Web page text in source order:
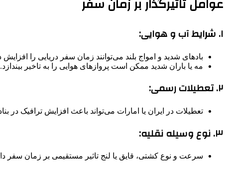
عوامل تاثیرگذار بر زمان سفر
۱. شرایط آب و هوایی:
بادهای شدید و امواج بلند می‌توانند زمان سفر دریایی را افزایش
مه یا باران شدید ممکن است پروازهای هوایی را به تاخیر بیندازد.
۲. تعطیلات رسمی:
تعطیلات در ایران یا امارات می‌تواند باعث افزایش ترافیک در
۳. نوع وسیله نقلیه:
سرعت و نوع کشتی، قایق یا لنج تاثیر مستقیمی بر زمان سفر